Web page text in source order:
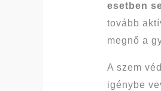
esetben
tovább
megnő a
A szem
igénybe